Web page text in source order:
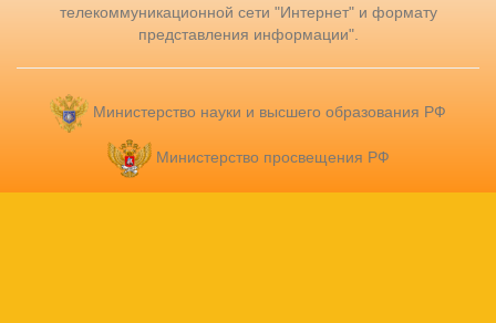
телекоммуникационной сети "Интернет" и формату
представления информации".
Министерство науки и высшего образования РФ
Министерство просвещения РФ